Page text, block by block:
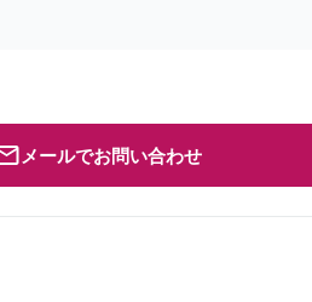
メールでお問い合わせ